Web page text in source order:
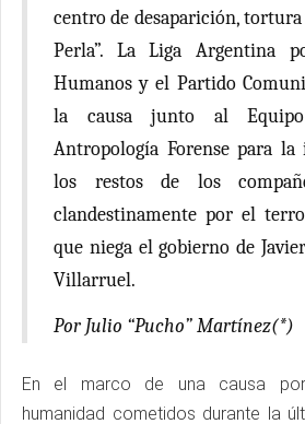
centro de desaparición,
Perla”. La Liga Argentina
Humanos y el Partido
la causa junto al
Antropología Forense para
los restos de los
clandestinamente por el
que niega el gobierno de
Villarruel.
Por Julio “Pucho” Martínez(*)
En el marco de una causa
humanidad cometidos durante la